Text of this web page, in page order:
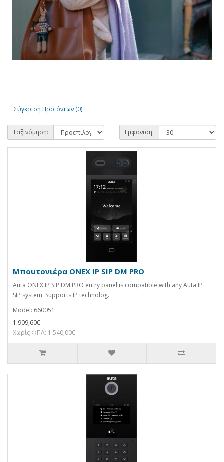
Σύγκριση Προϊόντων (0)
Ταξινόμηση: Εμφάνιση:
Μπουτονιέρα ONEX IP SIP DM PRO
Auta ONEX IP SIP DM PRO entry panel is compatible with any Auta IP
SIP system. Supports IP technolog..
Model: 660051
1.909,60€
Χωρίς ΦΠΑ: 1.540,00€